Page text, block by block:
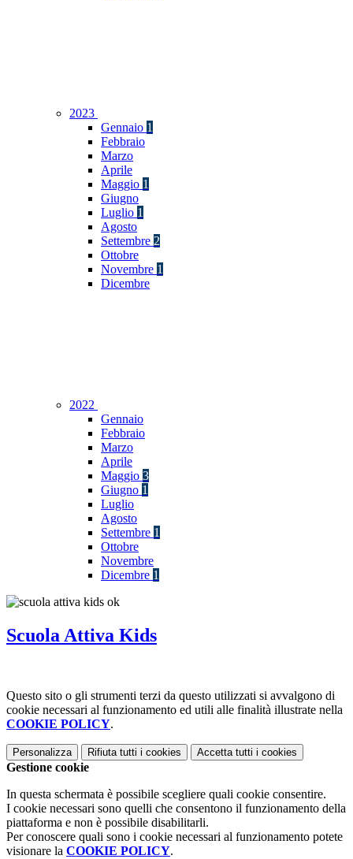
2023
Gennaio 1
Febbraio
Marzo
Aprile
Maggio 1
Giugno
Luglio 1
Agosto
Settembre 2
Ottobre
Novembre 1
Dicembre
2022
Gennaio
Febbraio
Marzo
Aprile
Maggio 3
Giugno 1
Luglio
Agosto
Settembre 1
Ottobre
Novembre
Dicembre 1
Scuola Attiva Kids
Questo sito o gli strumenti terzi da questo utilizzati si avvalgono di
cookie necessari al funzionamento ed utili alle finalità illustrate nella
COOKIE POLICY.
Personalizza Rifiuta tutti i cookies Accetta tutti i cookies
Gestione cookie
In questa schermata è possibile scegliere quali cookie consentire.
I cookie necessari sono quelli che consentono il funzionamento della
piattaforma e non è possibile disabilitarli.
Per conoscere quali sono i cookie necessari al funzionamento potete
visionare la COOKIE POLICY.